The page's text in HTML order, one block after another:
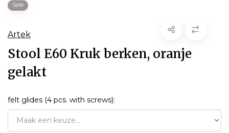
Sale
Artek
Stool E60 Kruk berken, oranje
gelakt
felt glides (4 pcs. with screws):